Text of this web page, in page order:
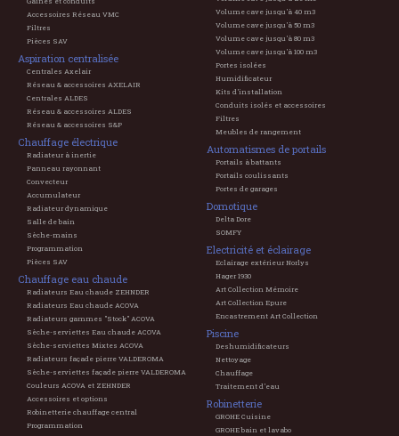
Accessoires Réseau VMC
Filtres
Pièces SAV
Aspiration centralisée
Centrales Axelair
Réseau & accessoires AXELAIR
Centrales ALDES
Réseau & accessoires ALDES
Réseau & accessoires S&P
Chauffage électrique
Radiateur à inertie
Panneau rayonnant
Convecteur
Accumulateur
Radiateur dynamique
Salle de bain
Sèche-mains
Programmation
Pièces SAV
Chauffage eau chaude
Radiateurs Eau chaude ZEHNDER
Radiateurs Eau chaude ACOVA
Radiateurs gammes "Stock" ACOVA
Sèche-serviettes Eau chaude ACOVA
Sèche-serviettes Mixtes ACOVA
Radiateurs façade pierre VALDEROMA
Sèche-serviettes façade pierre VALDEROMA
Couleurs ACOVA et ZEHNDER
Accessoires et options
Robinetterie chauffage central
Programmation
Volume cave jusqu'à 40 m3
Volume cave jusqu'à 50 m3
Volume cave jusqu'à 80 m3
Volume cave jusqu'à 100 m3
Portes isolées
Humidificateur
Kits d'installation
Conduits isolés et accessoires
Filtres
Meubles de rangement
Automatismes de portails
Portails à battants
Portails coulissants
Portes de garages
Domotique
Delta Dore
SOMFY
Electricité et éclairage
Eclairage extérieur Norlys
Hager 1930
Art Collection Mémoire
Art Collection Epure
Encastrement Art Collection
Piscine
Deshumidificateurs
Nettoyage
Chauffage
Traitement d'eau
Robinetterie
GROHE Cuisine
GROHE bain et lavabo